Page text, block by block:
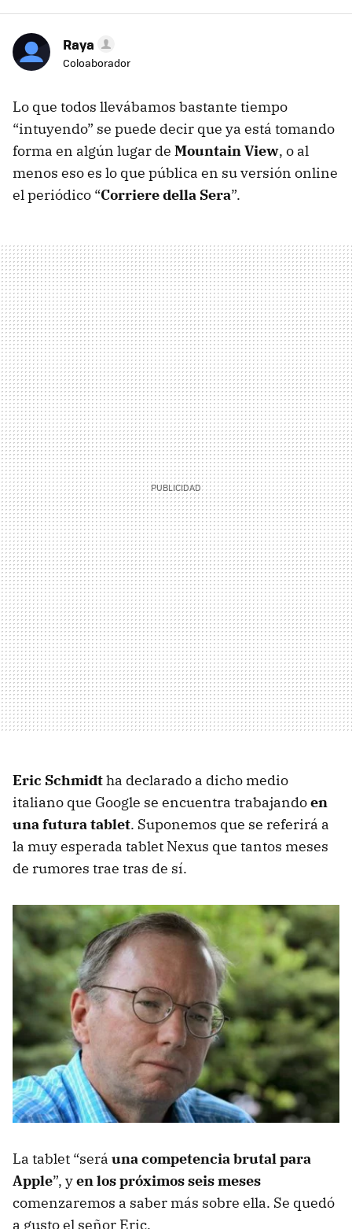
Raya
Coloaborador
Lo que todos llevábamos bastante tiempo
“intuyendo” se puede decir que ya está tomando
forma en algún lugar de Mountain View, o al
menos eso es lo que pública en su versión online
el periódico “Corriere della Sera”.
Eric Schmidtha declarado a dicho medio
italiano que Google se encuentra trabajandoen
una futura tablet. Suponemos que se referirá a
la muy esperada tablet Nexus que tantos meses
de rumores trae tras de sí.
La tablet “será una competencia brutal para
Apple”, yen los próximos seis meses
comenzaremos a saber más sobre ella. Se quedó
a gusto el señor Eric.